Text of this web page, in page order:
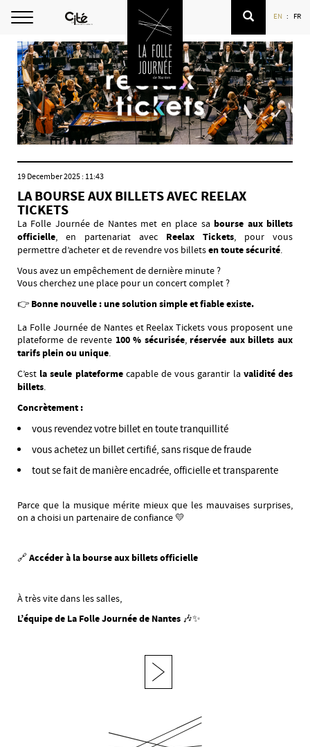
la
navigation
English
EN FR
19 December 2025 : 11:43
LA BOURSE AUX BILLETS AVEC REELAX
TICKETS
La Folle Journée de Nantes met en place sabourse aux billets
officielle, en partenariat avec Reelax Tickets, pour vous
permettre d’acheter et de revendre vos billetsen toute sécurité.
Vous avez un empêchement de dernière minute ?
Vous cherchez une place pour un concert complet ?
👉 Bonne nouvelle : une solution simple et fiable existe.
La Folle Journée de Nantes et Reelax Tickets vous proposent une
plateforme de revente 100 % sécurisée,réservée aux billets aux
tarifs plein ou unique.
C’estla seule plateformecapable de vous garantir la validité des
billets.
Concrètement :
vous revendez votre billet en toute tranquillité
vous achetez un billet certifié, sans risque de fraude
tout se fait de manière encadrée, officielle et transparente
Parce que la musique mérite mieux que les mauvaises surprises,
on a choisi un partenaire de confiance 💛
🔗Accéder à la bourse aux billets officielle
À très vite dans les salles,
L’équipe de La Folle Journée de Nantes 🎶✨